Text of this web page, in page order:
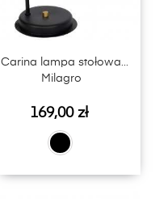
Carina lampa stołowa
Milagro
Cena
169,00 zł